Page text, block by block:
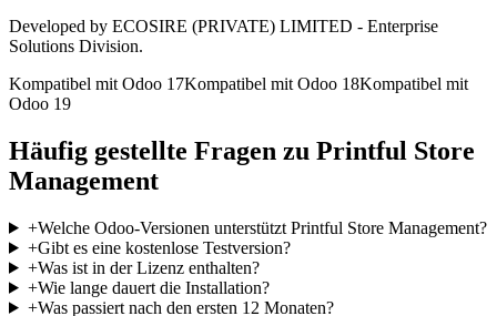
Developed by ECOSIRE (PRIVATE) LIMITED - Enterprise
Solutions Division.
Kompatibel mit Odoo 17Kompatibel mit Odoo 18Kompatibel mit
Odoo 19
Häufig gestellte Fragen zu Printful Store
Management
+Welche Odoo-Versionen unterstützt Printful Store Management?
+Gibt es eine kostenlose Testversion?
+Was ist in der Lizenz enthalten?
+Wie lange dauert die Installation?
+Was passiert nach den ersten 12 Monaten?